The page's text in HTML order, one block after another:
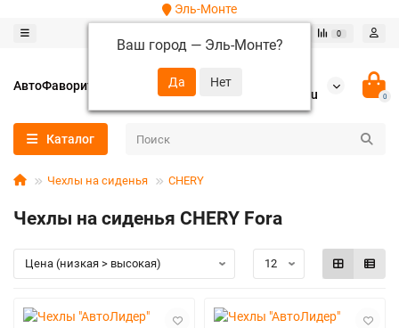
Эль-Монте
Ваш город — Эль-Монте?
0
АвтоФаворит
+7 (952) 288-64-62
autofavorit-spb@yandex.ru
0
Каталог
Чехлы на сиденья CHERY
Чехлы на сиденья CHERY Fora